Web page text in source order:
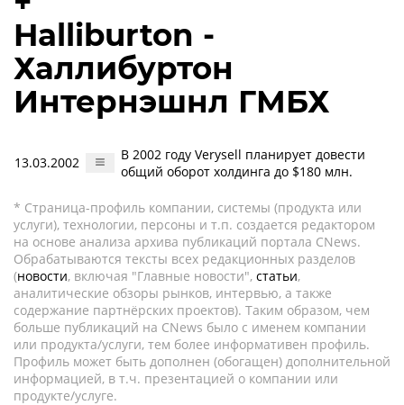
Halliburton -
Халлибуртон
Интернэшнл ГМБХ
13.03.2002
В 2002 году Verysell планирует довести
общий оборот холдинга до $180 млн.
* Страница-профиль компании, системы (продукта или
услуги), технологии, персоны и т.п. создается редактором
на основе анализа архива публикаций портала CNews.
Обрабатываются тексты всех редакционных разделов
(новости, включая "Главные новости", статьи,
аналитические обзоры рынков, интервью, а также
содержание партнёрских проектов). Таким образом, чем
больше публикаций на CNews было с именем компании
или продукта/услуги, тем более информативен профиль.
Профиль может быть дополнен (обогащен) дополнительной
информацией, в т.ч. презентацией о компании или
продукте/услуге.